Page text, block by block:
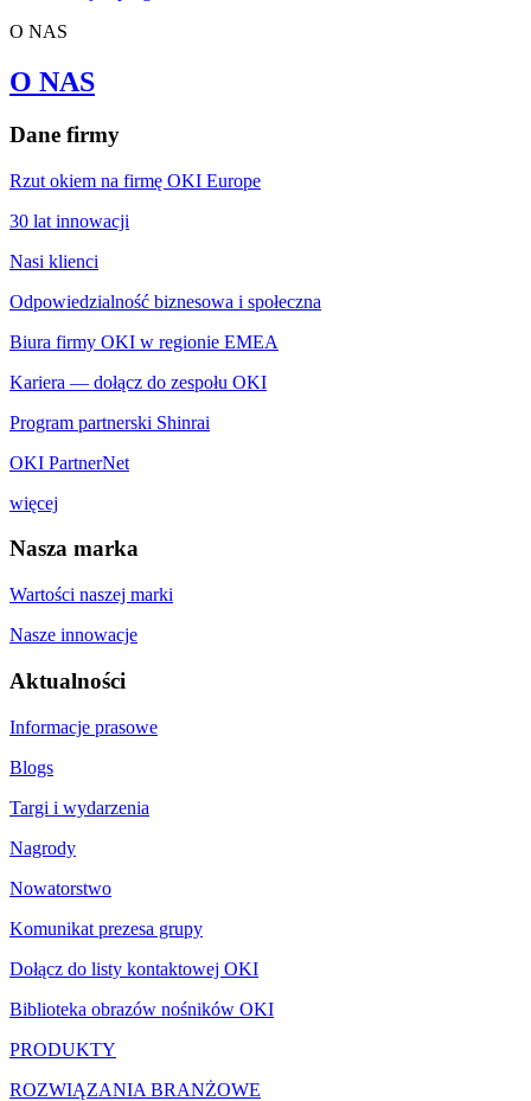
O NAS
O NAS
Dane firmy
Rzut okiem na firmę OKI Europe
30 lat innowacji
Nasi klienci
Odpowiedzialność biznesowa i społeczna
Biura firmy OKI w regionie EMEA
Kariera — dołącz do zespołu OKI
Program partnerski Shinrai
OKI PartnerNet
więcej
Nasza marka
Wartości naszej marki
Nasze innowacje
Aktualności
Informacje prasowe
Blogs
Targi i wydarzenia
Nagrody
Nowatorstwo
Komunikat prezesa grupy
Dołącz do listy kontaktowej OKI
Biblioteka obrazów nośników OKI
PRODUKTY
ROZWIĄZANIA BRANŻOWE